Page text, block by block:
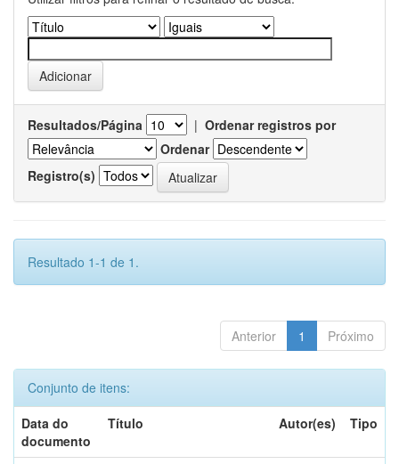
Resultados/Página | Ordenar registros por
Ordenar
Registro(s)
Resultado 1-1 de 1.
Anterior 1 Próximo
Conjunto de itens:
Data do
documento
Título Autor(es) Tipo